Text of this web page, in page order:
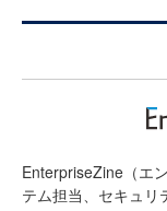
EnterpriseZine（エ
テム担当、セキュ